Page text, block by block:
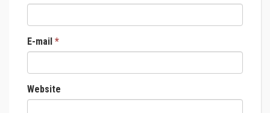
E-mail *
Website